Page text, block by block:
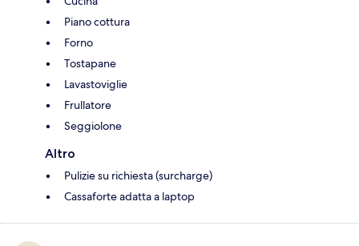
Piano cottura
Forno
Tostapane
Lavastoviglie
Frullatore
Seggiolone
Altro
Pulizie su richiesta (surcharge)
Cassaforte adatta a laptop